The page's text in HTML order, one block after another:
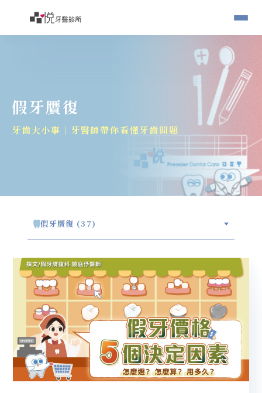
假牙贋復
牙齒大小事｜牙醫師帶你看懂牙齒問題
假牙贋復 (37)